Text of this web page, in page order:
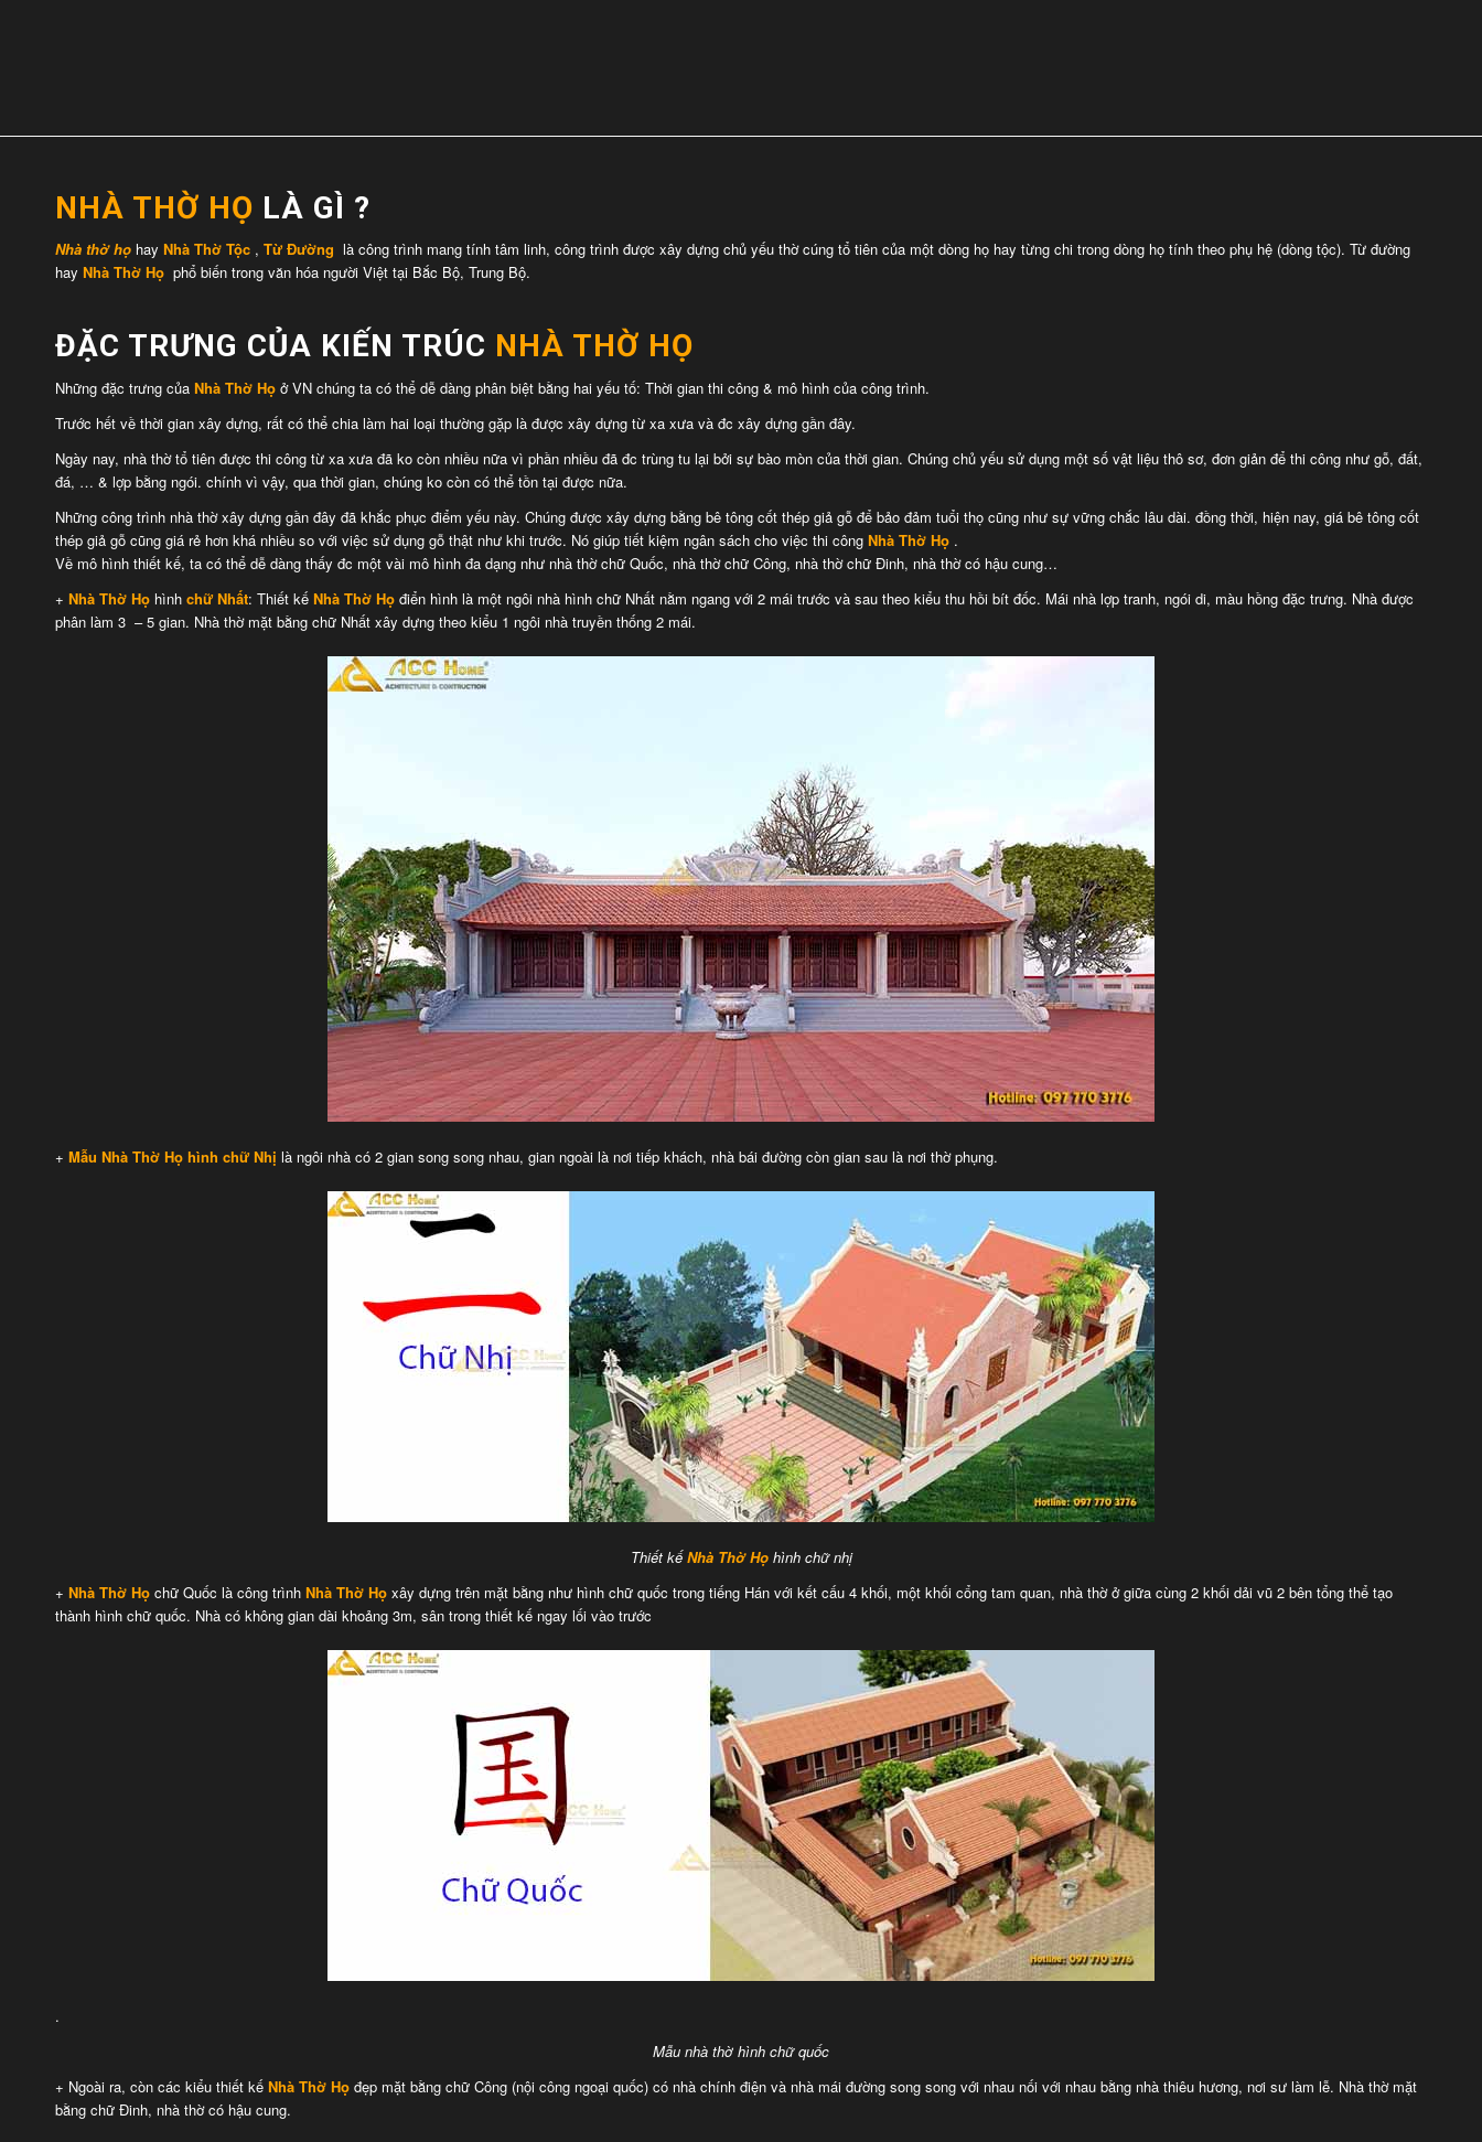
NHÀ THỜ HỌ LÀ GÌ ?
Nhà thờ họ hay Nhà Thờ Tộc , Từ Đường là công trình mang tính tâm linh, công trình được xây dựng chủ yếu thờ cúng tổ tiên của một dòng họ hay từng chi trong dòng họ tính theo phụ hệ (dòng tộc). Từ đường
hay Nhà Thờ Họ phổ biến trong văn hóa người Việt tại Bắc Bộ, Trung Bộ.
ĐẶC TRƯNG CỦA KIẾN TRÚC NHÀ THỜ HỌ
Những đặc trưng của Nhà Thờ Họ ở VN chúng ta có thể dễ dàng phân biệt bằng hai yếu tố: Thời gian thi công & mô hình của công trình.
Trước hết về thời gian xây dựng, rất có thể chia làm hai loại thường gặp là được xây dựng từ xa xưa và đc xây dựng gần đây.
Ngày nay, nhà thờ tổ tiên được thi công từ xa xưa đã ko còn nhiều nữa vì phần nhiều đã đc trùng tu lại bởi sự bào mòn của thời gian. Chúng chủ yếu sử dụng một số vật liệu thô sơ, đơn giản để thi công như gỗ, đất,
đá, … & lợp bằng ngói. chính vì vậy, qua thời gian, chúng ko còn có thể tồn tại được nữa.
Những công trình nhà thờ xây dựng gần đây đã khắc phục điểm yếu này. Chúng được xây dựng bằng bê tông cốt thép giả gỗ để bảo đảm tuổi thọ cũng như sự vững chắc lâu dài. đồng thời, hiện nay, giá bê tông cốt
thép giả gỗ cũng giá rẻ hơn khá nhiều so với việc sử dụng gỗ thật như khi trước. Nó giúp tiết kiệm ngân sách cho việc thi công Nhà Thờ Họ .
Về mô hình thiết kế, ta có thể dễ dàng thấy đc một vài mô hình đa dạng như nhà thờ chữ Quốc, nhà thờ chữ Công, nhà thờ chữ Đinh, nhà thờ có hậu cung…
+ Nhà Thờ Họ hình chữ Nhất: Thiết kế Nhà Thờ Họ điển hình là một ngôi nhà hình chữ Nhất nằm ngang với 2 mái trước và sau theo kiểu thu hồi bít đốc. Mái nhà lợp tranh, ngói di, màu hồng đặc trưng. Nhà được
phân làm 3 – 5 gian. Nhà thờ mặt bằng chữ Nhất xây dựng theo kiểu 1 ngôi nhà truyền thống 2 mái.
+ Mẫu Nhà Thờ Họ hình chữ Nhị là ngôi nhà có 2 gian song song nhau, gian ngoài là nơi tiếp khách, nhà bái đường còn gian sau là nơi thờ phụng.
Thiết kếNhà Thờ Họ hình chữ nhị
+ Nhà Thờ Họ chữ Quốc là công trình Nhà Thờ Họ xây dựng trên mặt bằng như hình chữ quốc trong tiếng Hán với kết cấu 4 khối, một khối cổng tam quan, nhà thờ ở giữa cùng 2 khối dải vũ 2 bên tổng thể tạo
thành hình chữ quốc. Nhà có không gian dài khoảng 3m, sân trong thiết kế ngay lối vào trước
.
Mẫu nhà thờ hình chữ quốc
+ Ngoài ra, còn các kiểu thiết kế Nhà Thờ Họ đẹp mặt bằng chữ Công (nội công ngoại quốc) có nhà chính điện và nhà mái đường song song với nhau nối với nhau bằng nhà thiêu hương, nơi sư làm lễ. Nhà thờ mặt
bằng chữ Đinh, nhà thờ có hậu cung.